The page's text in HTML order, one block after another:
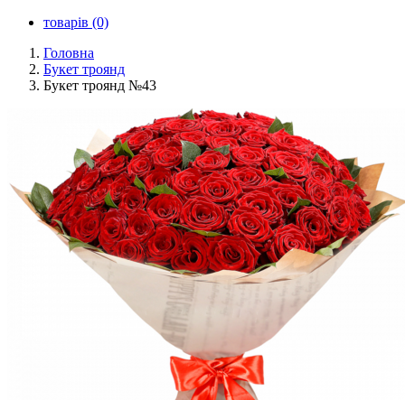
товарів (0)
Головна
Букет троянд
Букет троянд №43